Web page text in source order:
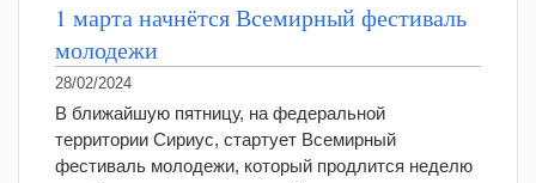
1 марта начнётся Всемирный фестиваль
молодежи
28/02/2024
В ближайшую пятницу, на федеральной
территории Сириус, стартует Всемирный
фестиваль молодежи, который продлится неделю